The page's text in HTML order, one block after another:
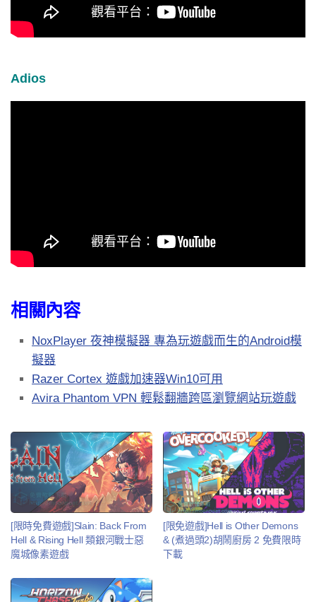
Adios
相關內容
NoxPlayer 夜神模擬器 專為玩遊戲而生的Android模
擬器
Razer Cortex 遊戲加速器Win10可用
Avira Phantom VPN 輕鬆翻牆跨區瀏覽網站玩遊戲
[限時免費遊戲]Slain: Back From
Hell & Rising Hell 類銀河戰士惡
魔城像素遊戲
[限免遊戲]Hell is Other Demons
& (煮過頭2)胡鬧廚房 2 免費限時
下載